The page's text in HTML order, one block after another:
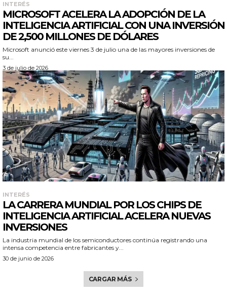
INTERÉS
MICROSOFT ACELERA LA ADOPCIÓN DE LA
INTELIGENCIA ARTIFICIAL CON UNA INVERSIÓN
DE 2,500 MILLONES DE DÓLARES
Microsoft anunció este viernes 3 de julio una de las mayores inversiones de
su...
3 de julio de 2026
INTERÉS
LA CARRERA MUNDIAL POR LOS CHIPS DE
INTELIGENCIA ARTIFICIAL ACELERA NUEVAS
INVERSIONES
La industria mundial de los semiconductores continúa registrando una
intensa competencia entre fabricantes y...
30 de junio de 2026
CARGAR MÁS